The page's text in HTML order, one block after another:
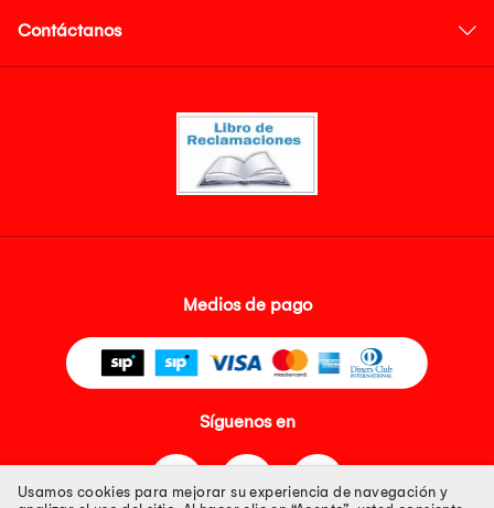
Contáctanos
Medios de pago
Síguenos en
Usamos cookies para mejorar su experiencia de navegación y